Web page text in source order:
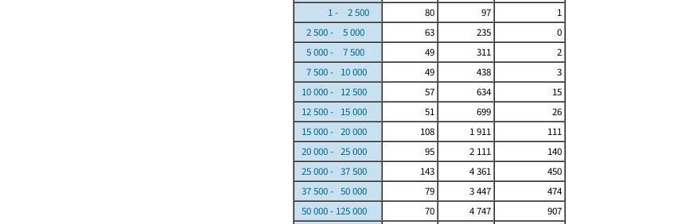
1 - 2 500
80 97
1
2 500 - 5 000
63 235
0
5 000 - 7 500
49 311
2
7 500 - 10 000
49 438
3
10 000 - 12 500
57 634
15
12 500 - 15 000
51 699
26
15 000 - 20 000
108 1 911
111
20 000 - 25 000
95 2 111
140
25 000 - 37 500
143 4 361
450
37 500 - 50 000
79 3 447
474
50 000 - 125 000
70 4 747 907